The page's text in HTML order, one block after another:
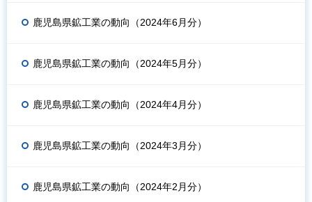
鹿児島県鉱工業の動向（2024年6月分）
鹿児島県鉱工業の動向（2024年5月分）
鹿児島県鉱工業の動向（2024年4月分）
鹿児島県鉱工業の動向（2024年3月分）
鹿児島県鉱工業の動向（2024年2月分）